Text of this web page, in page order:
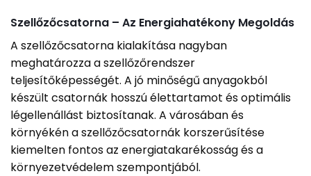
Szellőzőcsatorna – Az Energiahatékony Megoldás
A szellőzőcsatorna kialakítása nagyban
meghatározza a szellőzőrendszer
teljesítőképességét. A jó minőségű anyagokból
készült csatornák hosszú élettartamot és optimális
légellenállást biztosítanak. A városában és
környékén a szellőzőcsatornák korszerűsítése
kiemelten fontos az energiatakarékosság és a
környezetvédelem szempontjából.